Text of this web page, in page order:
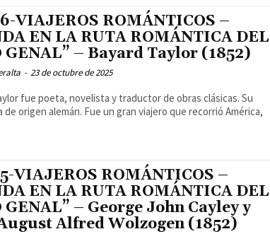
VIAJEROS ROMÁNTICOS –
EN LA RUTA ROMÁNTICA DEL
GENAL” – Bayard Taylor (1852)
- 23 de octubre de 2025
fue poeta, novelista y traductor de obras clásicas. Su
de origen alemán. Fue un gran viajero que recorrió América,
VIAJEROS ROMÁNTICOS –
EN LA RUTA ROMÁNTICA DEL
GENAL” – George John Cayley y
Alfred Wolzogen (1852)